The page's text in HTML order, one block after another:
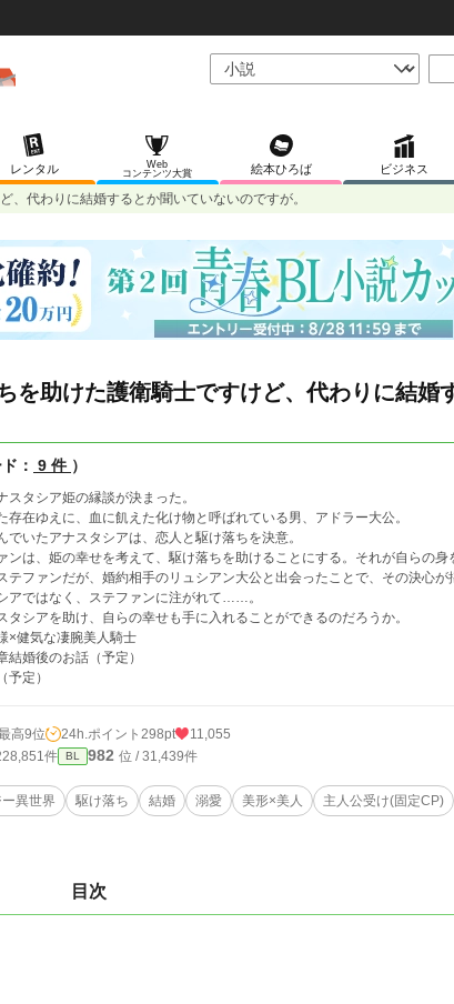
レンタル
Web
コンテンツ大賞
絵本ひろば ビジネス
、代わりに結婚するとか聞いていないのですが。
を助けた護衛騎士ですけど、代わりに結婚
： 9 件 ）
スタシア姫の縁談が決まった。
存在ゆえに、血に飢えた化け物と呼ばれている男、アドラー大公。
でいたアナスタシアは、恋人と駆け落ちを決意。
ンは、姫の幸せを考えて、駆け落ちを助けることにする。それが自らの
テファンだが、婚約相手のリュシアン大公と出会ったことで、その決心
アではなく、ステファンに注がれて……。
タシアを助け、自らの幸せも手に入れることができるのだろうか。
×健気な凄腕美人騎士
結婚後のお話（予定）
予定）
高9位 24h.ポイント 298pt 11,055
件 BL 982 位 / 31,439件
異世界 駆け落ち 結婚 溺愛 美形×美人 主人公受け(固定CP)
目次